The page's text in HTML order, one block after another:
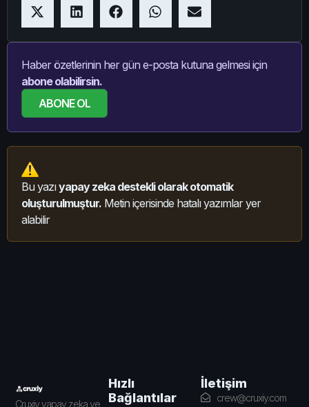
Haber özetlerinin her gün e-posta kutuna gelmesi için
abone olabilirsin.
ABONE OL
Bu yazıyapay zeka destekli olarak otomatik
oluşturulmuştur. Metin içerisinde hatalı yazımlar yer
alabilir
Cruxiy yapay zeka ve
Hızlı
Bağlantılar
İletişim
crew@cruxiy.com